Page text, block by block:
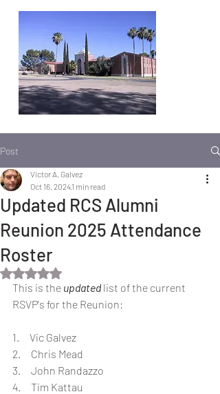
Post
Updated RCS Alumni
Reunion 2025 Attendance
Roster
Victor A. Galvez
Oct 16, 20241 min read
Rated NaN out of 5 stars.
This is the updated list of the current
RSVP's for the Reunion:
1.     Vic Galvez
2.     Chris Mead
3.     John Randazzo
4.     Tim Kattau